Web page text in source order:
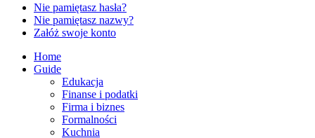
Nie pamiętasz hasła?
Nie pamiętasz nazwy?
Załóż swoje konto
Home
Guide
Edukacja
Finanse i podatki
Firma i biznes
Formalności
Kuchnia